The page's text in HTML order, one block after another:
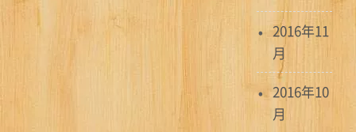
2016年11
月
2016年10
月